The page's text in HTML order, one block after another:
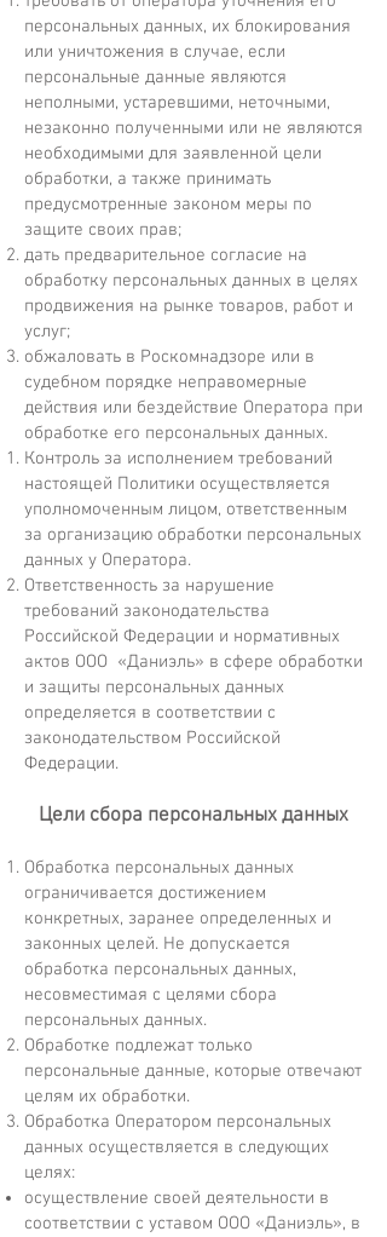
персональных данных, их блокирования
или уничтожения в случае, если
персональные данные являются
неполными, устаревшими, неточными,
незаконно полученными или не являются
необходимыми для заявленной цели
обработки, а также принимать
предусмотренные законом меры по
защите своих прав;
дать предварительное согласие на
обработку персональных данных в целях
продвижения на рынке товаров, работ и
услуг;
обжаловать в Роскомнадзоре или в
судебном порядке неправомерные
действия или бездействие Оператора при
обработке его персональных данных.
Контроль за исполнением требований
настоящей Политики осуществляется
уполномоченным лицом, ответственным
за организацию обработки персональных
данных у Оператора.
Ответственность за нарушение
требований законодательства
Российской Федерации и нормативных
актов ООО «Даниэль» в сфере обработки
и защиты персональных данных
определяется в соответствии с
законодательством Российской
Федерации.
Цели сбора персональных данных
Обработка персональных данных
ограничивается достижением
конкретных, заранее определенных и
законных целей. Не допускается
обработка персональных данных,
несовместимая с целями сбора
персональных данных.
Обработке подлежат только
персональные данные, которые отвечают
целям их обработки.
Обработка Оператором персональных
данных осуществляется в следующих
целях:
осуществление своей деятельности в
соответствии с уставом ООО «Даниэль», в